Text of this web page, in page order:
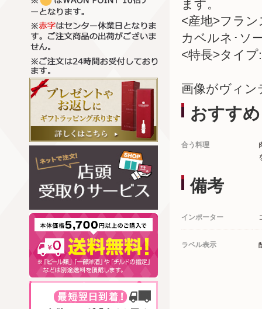
ます。
<産地>フラ
カベルネ･ソ
<特長>タイ
画像がヴィン
おすすめ
合う料理
備考
インポーター
ラベル表示